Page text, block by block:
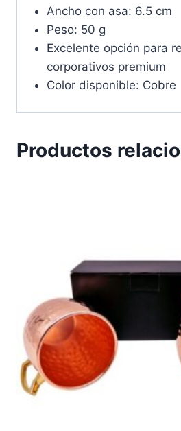
Ancho con asa: 6.5 cm
Peso: 50 g
Excelente opción para
corporativos premium
Color disponible: Cobre
Productos